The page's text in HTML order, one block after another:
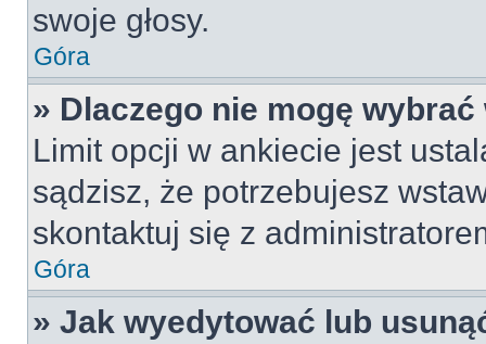
swoje głosy.
Góra
» Dlaczego nie mogę
Limit opcji w ankiecie jest
sądzisz, że potrzebujesz
skontaktuj się z
Góra
» Jak wyedytować lub